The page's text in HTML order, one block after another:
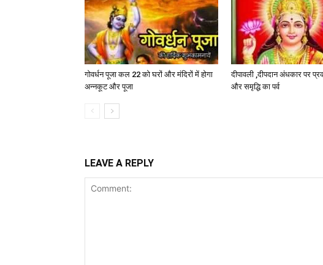
गोवर्धन पूजा कल 22 को घरों और मंदिरों में होगा
अन्नकूट और पूजा
दीपावली ,दीपदान अंधकार पर
और समृद्धि का पर्व
LEAVE A REPLY